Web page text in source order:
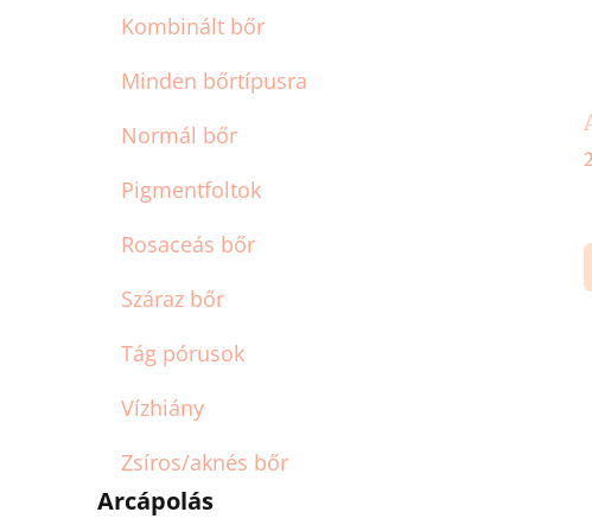
Kombinált bőr
Minden bőrtípusra
Normál bőr
Pigmentfoltok
Rosaceás bőr
Száraz bőr
Tág pórusok
Vízhiány
Zsíros/aknés bőr
Arcápolás